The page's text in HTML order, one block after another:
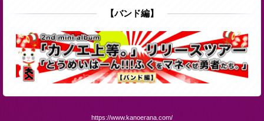
【バンド編】
https://www.kanoerana.com/